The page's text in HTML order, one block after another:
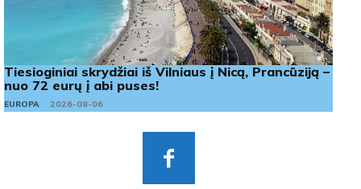
Tiesioginiai skrydžiai iš Vilniaus į Nicą, Prancūziją –
nuo 72 eurų į abi puses!
EUROPA 2026-08-06